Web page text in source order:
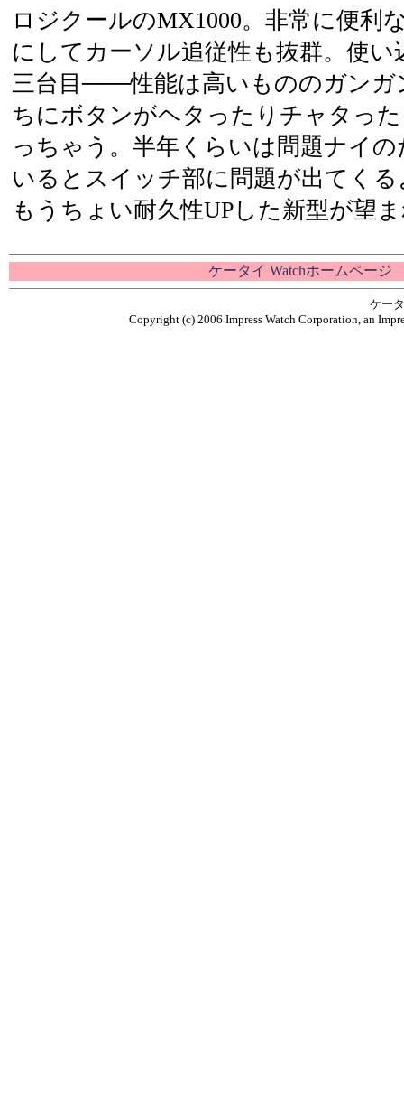
ロジクールのMX1000。非常に便利
にしてカーソル追従性も抜群。使
三台目───性能は高いもののガンガ
ちにボタンがヘタったりチャタっ
っちゃう。半年くらいは問題ナイ
いるとスイッチ部に問題が出てく
もうちょい耐久性UPした新型が望
ケータイ Watchホームページ
ケー
Copyright (c) 2006 Impress Watch Corporation, an